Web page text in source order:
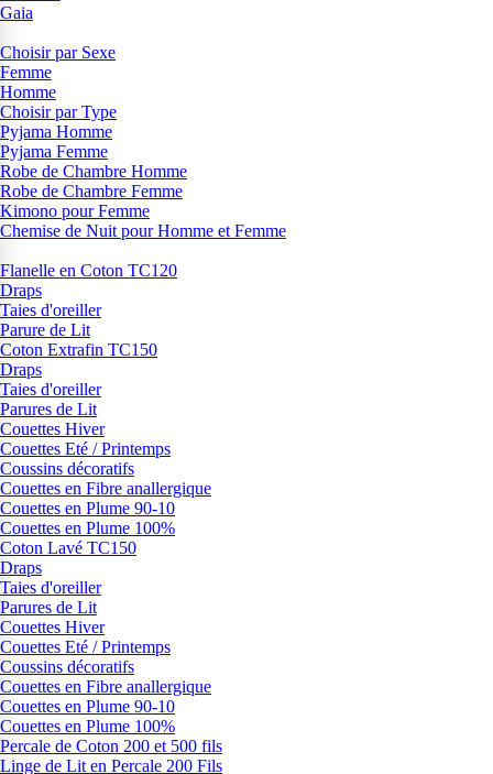
Gaia
Choisir par Sexe
Femme
Homme
Choisir par Type
Pyjama Homme
Pyjama Femme
Robe de Chambre Homme
Robe de Chambre Femme
Kimono pour Femme
Chemise de Nuit pour Homme et Femme
Flanelle en Coton TC120
Draps
Taies d'oreiller
Parure de Lit
Coton Extrafin TC150
Draps
Taies d'oreiller
Parures de Lit
Couettes Hiver
Couettes Eté / Printemps
Coussins décoratifs
Couettes en Fibre anallergique
Couettes en Plume 90-10
Couettes en Plume 100%
Coton Lavé TC150
Draps
Taies d'oreiller
Parures de Lit
Couettes Hiver
Couettes Eté / Printemps
Coussins décoratifs
Couettes en Fibre anallergique
Couettes en Plume 90-10
Couettes en Plume 100%
Percale de Coton 200 et 500 fils
Linge de Lit en Percale 200 Fils